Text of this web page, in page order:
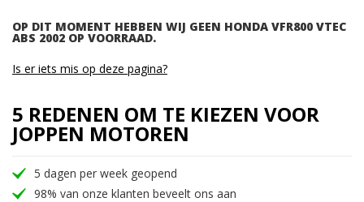
OP DIT MOMENT HEBBEN WIJ GEEN HONDA VFR800 VTEC
ABS 2002 OP VOORRAAD.
Is er iets mis op deze pagina?
5 REDENEN OM TE KIEZEN VOOR
JOPPEN MOTOREN
5 dagen per week geopend
98% van onze klanten beveelt ons aan